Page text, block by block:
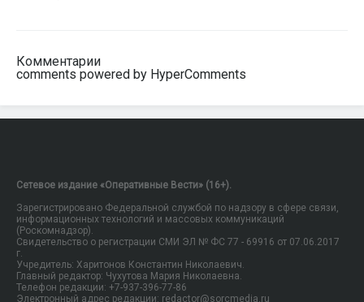
Комментарии
comments powered by HyperComments
Сетевое издание «Оперативные Вести» (16+).
Зарегистрировано Федеральной службой по надзору в сфере связи,
информационных технологий и массовых коммуникаций
(Роскомнадзор).
Свидетельство о регистрации СМИ ЭЛ № ФС 77 - 69916 от 07.06.2017
г.
Учредитель: Харитонов Константин Николаевич.
Главный редактор: Чухутова Мария Николаевна.
Телефон редакции: +7-937-396-77-86
Электронный адрес редакции: redactor@sorcmedia.ru